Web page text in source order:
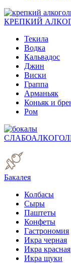
КРЕПКИЙ
Текила
Водка
Кальвадос
Джин
Виски
Граппа
Арманьяк
Коньяк и
Ром
Бакалея
Колбасы
Сыры
Паштеты
Конфеты
Гастрономия
Икра черная
Икра красная
Икра щуки